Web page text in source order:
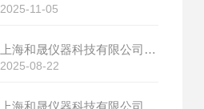
2025-11-05
上海和晟仪器科技有限公司新厂开工大吉
2025-08-22
上海和晟仪器科技有限公司新厂开工大吉